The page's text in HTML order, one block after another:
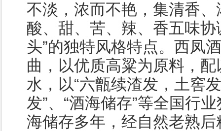
不淡，浓而不艳，集清香
酸、甜、苦、辣、香五味
头”的独特风格特点。西凤
曲，以优质高粱为原料，
水，以“六甑续渣发，土窖
发”、“酒海储存”等全国行
海储存多年，经自然老熟